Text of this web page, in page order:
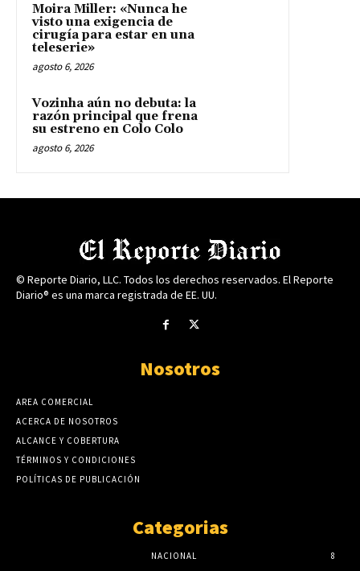
Moira Miller: «Nunca he
visto una exigencia de
cirugía para estar en una
teleserie»
agosto 6, 2026
Vozinha aún no debuta: la
razón principal que frena
su estreno en Colo Colo
agosto 6, 2026
© Reporte Diario, LLC. Todos los derechos reservados. El Reporte
Diario® es una marca registrada de EE. UU.
Nosotros
AREA COMERCIAL
ACERCA DE NOSOTROS
ALCANCE Y COBERTURA
TÉRMINOS Y CONDICIONES
POLÍTICAS DE PUBLICACIÓN
Categorias
NACIONAL
8